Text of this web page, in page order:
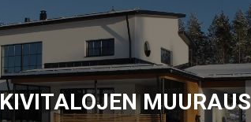
KIVITALOJEN MUURAUS